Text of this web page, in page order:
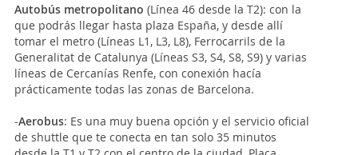
Autobús metropolitano (Línea 46 desde la T2): con la
que podrás llegar hasta plaza España, y desde allí
tomar el metro (Líneas L1, L3, L8), Ferrocarrils de la
Generalitat de Catalunya (Líneas S3, S4, S8, S9) y varias
líneas de Cercanías Renfe, con conexión hacía
prácticamente todas las zonas de Barcelona.
-Aerobus: Es una muy buena opción y el servicio oficial
de shuttle que te conecta en tan solo 35 minutos